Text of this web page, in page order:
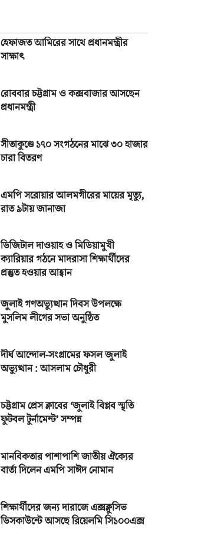
হেফাজত আমিরের সাথে প্রধানমন্ত্রীর
সাক্ষাৎ
রোববার চট্টগ্রাম ও কক্সবাজার আসছেন
প্রধানমন্ত্রী
সীতাকুণ্ডে ১৭০ সংগঠনের মাঝে ৩০ হাজার
চারা বিতরণ
এমপি সরোয়ার আলমগীরের মায়ের মৃত্যু,
রাত ৯টায় জানাজা
ডিজিটাল দাওয়াহ ও মিডিয়ামুখী
ক্যারিয়ার গঠনে মাদরাসা শিক্ষার্থীদের
প্রস্তুত হওয়ার আহ্বান
জুলাই গণঅভ্যুত্থান দিবস উপলক্ষে
মুসলিম লীগের সভা অনুষ্ঠিত
দীর্ঘ আন্দোল-সংগ্রামের ফসল জুলাই
অভ্যুত্থান : আসলাম চৌধুরী
চট্টগ্রাম প্রেস ক্লাবের ‘জুলাই বিপ্লব স্মৃতি
ফুটবল টুর্নামেন্ট’ সম্পন্ন
মানবিকতার পাশাপাশি জাতীয় ঐক্যের
বার্তা দিলেন এমপি সাঈদ নোমান
শিক্ষার্থীদের জন্য দারাজে এক্সক্লুসিভ
ডিসকাউন্টে আসছে রিয়েলমি সি১০০এক্স